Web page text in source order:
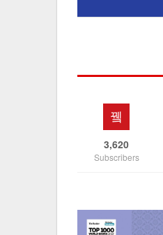
3,620
Subscribers